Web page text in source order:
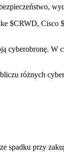
$CRWD, Cisco
cyberobronę. W
różnych
spadku przy